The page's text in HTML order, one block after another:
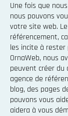
Une fois que
nous pouvons
votre site web.
référencement,
les incite à
OrnaWeb, nous
peuvent créer
agence de
blog, des pages
pouvons vous
aidera à vous